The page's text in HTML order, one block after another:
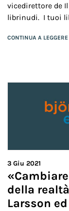
vicedirettore de
librinudi. I tuoi
CONTINUA A LEGGERE
3 Giu 2021
della
Larsson